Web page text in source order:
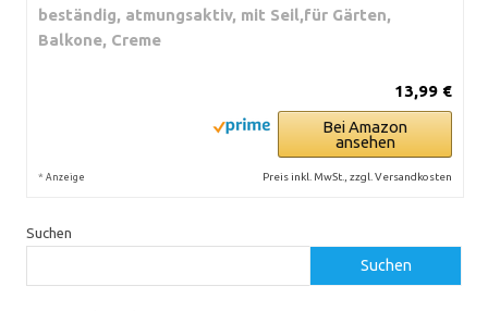
beständig, atmungsaktiv, mit Seil,für Gärten,
Balkone, Creme
13,99 €
Bei Amazon
ansehen
* Anzeige Preis inkl. MwSt., zzgl. Versandkosten
Suchen
Suchen